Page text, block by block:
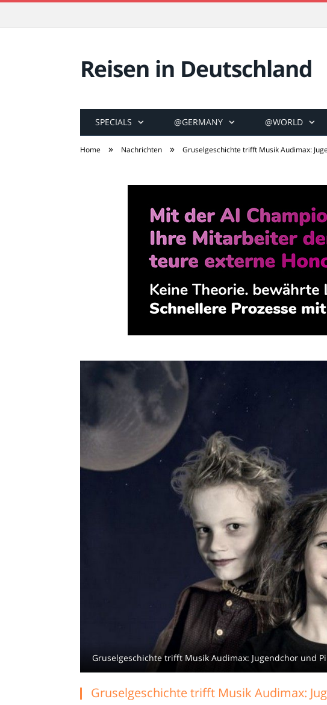
Reisen in Deutschland
SPECIALS @GERMANY @WORLD
Home » Nachrichten » Gruselgeschichte trifft Musik Audimax:
Gruselgeschichte trifft Musik Audimax: Jugendchor und
Gruselgeschichte trifft Musik Audimax: